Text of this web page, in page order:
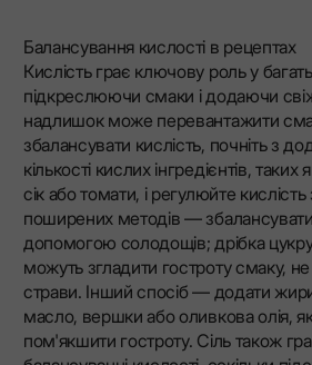
Балансування кислості в рецептах
Кислість грає ключову роль у
підкреслюючи смаки і додаючи
надлишок може перевантажити
збалансувати кислість, почніть з
кількості кислих інгредієнтів,
сік або томати, і регулюйте
поширених методів — збалансувати
допомогою солодощів; дрібка
можуть згладити гостроту смаку,
страви. Інший спосіб — додати
масло, вершки або оливкова олія,
пом'якшити гостроту. Сіль також